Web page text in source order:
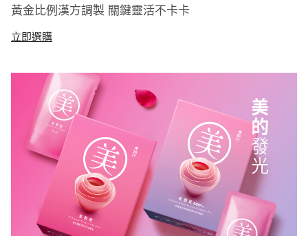
黃金比例漢方調製 關鍵靈活不卡卡
立即選購